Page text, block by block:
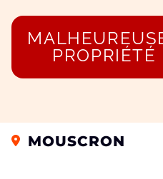
MOUSCRON